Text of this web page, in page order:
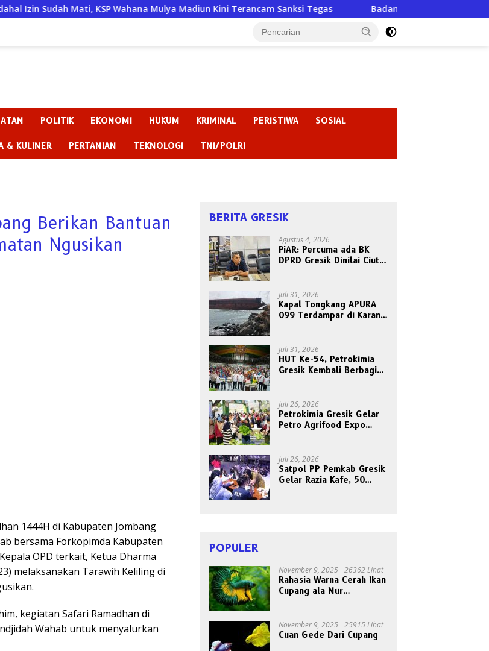
KSP Wahana Mulya Madiun Kini Terancam Sanksi Tegas Badan Kehormatan atau Badan Pembiaran
POLITIK EKONOMI HUKUM KRIMINAL PERISTIWA SOSIAL
& KULINER PERTANIAN TEKNOLOGI TNI/POLRI
Berikan Bantuan
Ngusikan
1444H di Kabupaten Jombang
bersama Forkopimda Kabupaten
OPD terkait, Ketua Dharma
melaksanakan Tarawih Keliling di
kegiatan Safari Ramadhan di
Wahab untuk menyalurkan
BERITA GRESIK
Agustus 4, 2026
PiAR: Percuma ada BK
DPRD Gresik Dinilai Ciut
Juli 31, 2026
Kapal Tongkang APURA
099 Terdampar di Karang
Juli 31, 2026
HUT Ke-54, Petrokimia
Gresik Kembali Berbagi
Juli 26, 2026
Petrokimia Gresik Gelar
Petro Agrifood Expo
Sayuran
Juli 26, 2026
Satpol PP Pemkab Gresik
Gelar Razia Kafe, 50
POPULER
November 9, 2025 26362 Lihat
Rahasia Warna Cerah Ikan
Cupang ala Nur
November 9, 2025 25915 Lihat
Cuan Gede Dari Cupang